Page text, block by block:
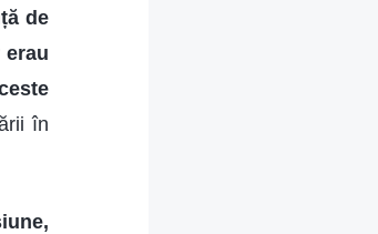
de
în